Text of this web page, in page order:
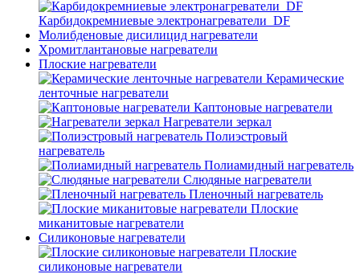
Карбидокремниевые электронагреватели_DF
Молибденовые дисилицид нагреватели
Хромитлантановые нагреватели
Плоские нагреватели
Керамические
ленточные нагреватели
Каптоновые нагреватели
Нагреватели зеркал
Полиэстровый
нагреватель
Полиамидный нагреватель
Слюдяные нагреватели
Пленочный нагреватель
Плоские
миканитовые нагреватели
Силиконовые нагреватели
Плоские
силиконовые нагреватели